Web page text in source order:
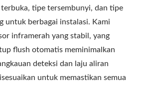
tipe tersembunyi, dan tipe
untuk berbagai instalasi. Kami
inframerah yang stabil, yang
flush otomatis meminimalkan
deteksi dan laju aliran
untuk memastikan semua